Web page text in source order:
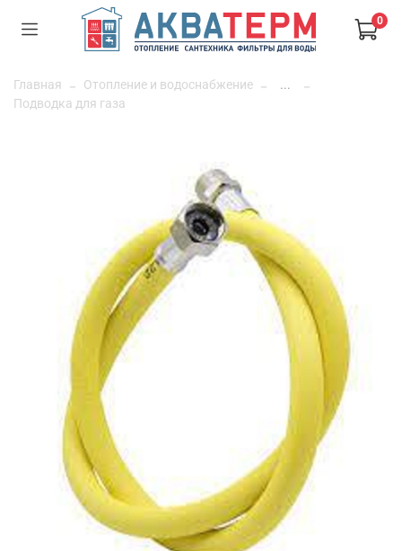
0
Главная Отопление и водоснабжение
...
Подводка для газа